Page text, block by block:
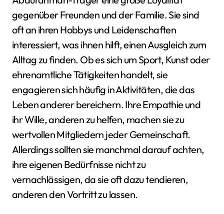
gegenüber Freunden und der Familie. Sie sind
oft an ihren Hobbys und Leidenschaften
interessiert, was ihnen hilft, einen Ausgleich zum
Alltag zu finden. Ob es sich um Sport, Kunst oder
ehrenamtliche Tätigkeiten handelt, sie
engagieren sich häufig in Aktivitäten, die das
Leben anderer bereichern. Ihre Empathie und
ihr Wille, anderen zu helfen, machen sie zu
wertvollen Mitgliedern jeder Gemeinschaft.
Allerdings sollten sie manchmal darauf achten,
ihre eigenen Bedürfnisse nicht zu
vernachlässigen, da sie oft dazu tendieren,
anderen den Vortritt zu lassen.